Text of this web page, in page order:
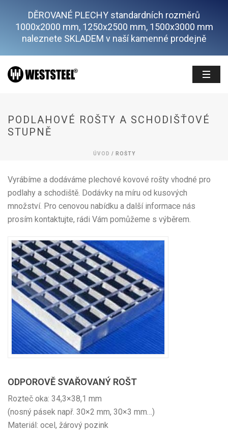
DĚROVANÉ PLECHY standardních rozměrů
1000x2000 mm, 1250x2500 mm, 1500x3000 mm
naleznete SKLADEM v naší kamenné prodejně
PODLAHOVÉ ROŠTY A SCHODIŠŤOVÉ
STUPNĚ
ÚVOD / ROŠTY
Vyrábíme a dodáváme plechové kovové rošty vhodné pro
podlahy a schodiště. Dodávky na míru od kusových
množství. Pro cenovou nabídku a další informace nás
prosím kontaktujte, rádi Vám pomůžeme s výběrem.
ODPOROVĚ SVAŘOVANÝ ROŠT
Rozteč oka: 34,3×38,1 mm
(nosný pásek např. 30×2 mm, 30×3 mm…)
Materiál: ocel, žárový pozink